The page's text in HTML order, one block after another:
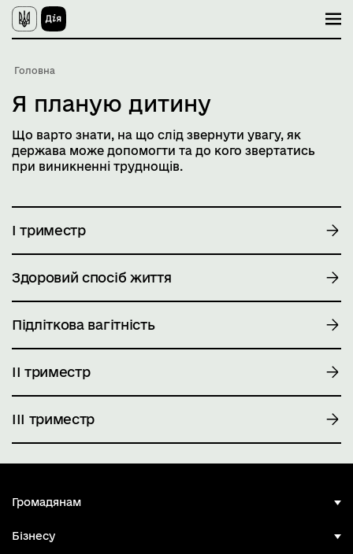
П
е
р
й
д
о
с
н
о
о
м
с
Головна
Я планую дитину
Що варто знати, на що слід звернути увагу, як
держава може допомогти та до кого звертатись
при виникненні труднощів.
І триместр
Здоровий спосіб життя
Підліткова вагітність
ІІ триместр
ІІІ триместр
Громадянам
Бізнесу